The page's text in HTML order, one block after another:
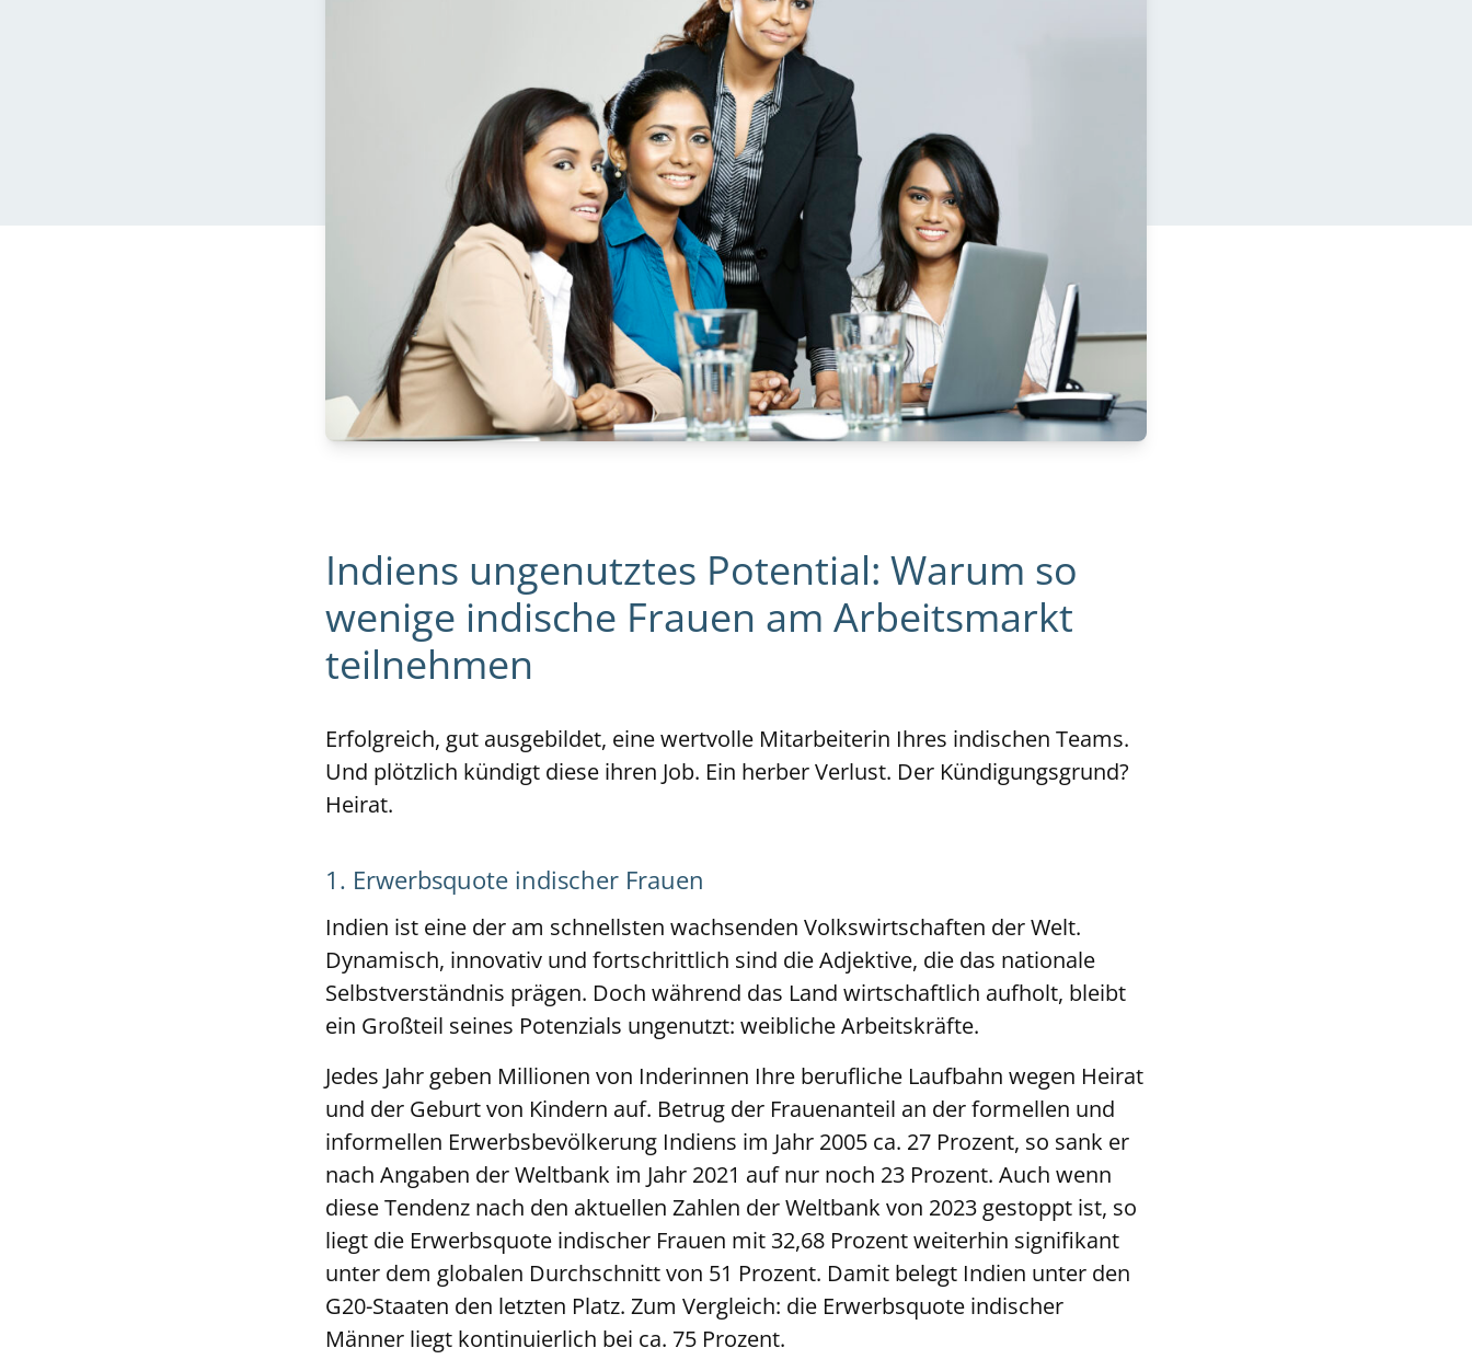
Indiens ungenutztes Potential: Warum so
wenige indische Frauen am Arbeitsmarkt
teilnehmen
Erfolgreich, gut ausgebildet, eine wertvolle Mitarbeiterin Ihres indischen Teams.
Und plötzlich kündigt diese ihren Job. Ein herber Verlust. Der Kündigungsgrund?
Heirat.
1. Erwerbsquote indischer Frauen
Indien ist eine der am schnellsten wachsenden Volkswirtschaften der Welt.
Dynamisch, innovativ und fortschrittlich sind die Adjektive, die das nationale
Selbstverständnis prägen. Doch während das Land wirtschaftlich aufholt, bleibt
ein Großteil seines Potenzials ungenutzt: weibliche Arbeitskräfte.
Jedes Jahr geben Millionen von Inderinnen Ihre berufliche Laufbahn wegen Heirat
und der Geburt von Kindern auf. Betrug der Frauenanteil an der formellen und
informellen Erwerbsbevölkerung Indiens im Jahr 2005 ca. 27 Prozent, so sank er
nach Angaben der Weltbank im Jahr 2021 auf nur noch 23 Prozent. Auch wenn
diese Tendenz nach den aktuellen Zahlen der Weltbank von 2023 gestoppt ist, so
liegt die Erwerbsquote indischer Frauen mit 32,68 Prozent weiterhin signifikant
unter dem globalen Durchschnitt von 51 Prozent. Damit belegt Indien unter den
G20-Staaten den letzten Platz. Zum Vergleich: die Erwerbsquote indischer
Männer liegt kontinuierlich bei ca. 75 Prozent.